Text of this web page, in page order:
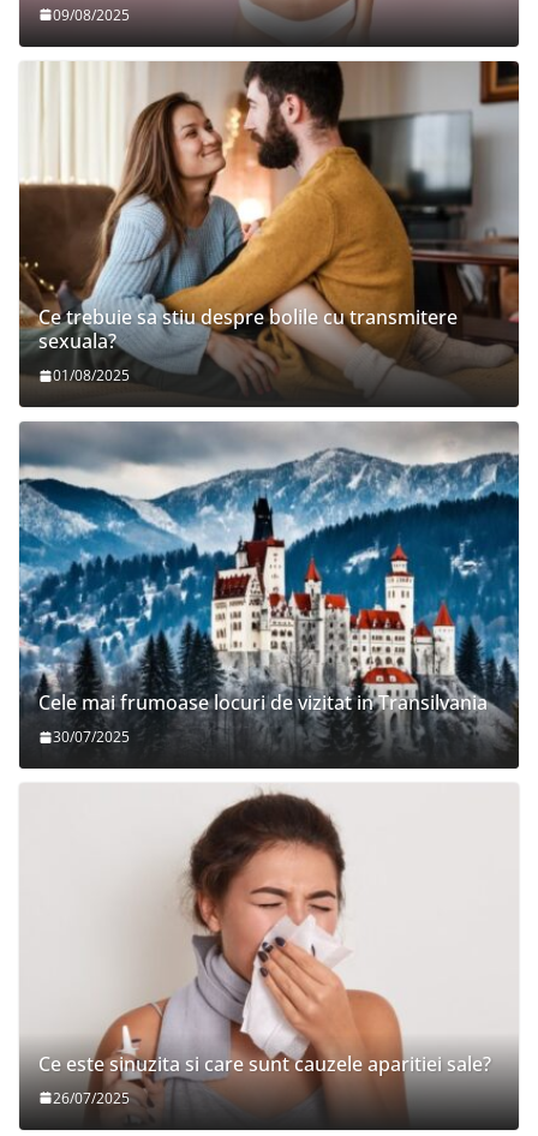
09/08/2025
Ce trebuie sa stiu despre bolile cu transmitere
sexuala?
01/08/2025
Cele mai frumoase locuri de vizitat in Transilvania
30/07/2025
Ce este sinuzita si care sunt cauzele aparitiei sale?
26/07/2025